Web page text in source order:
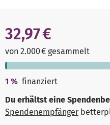
32,97 €
von 2.000 € gesammelt
1 % finanziert
Du erhältst eine
Spendenempfänger